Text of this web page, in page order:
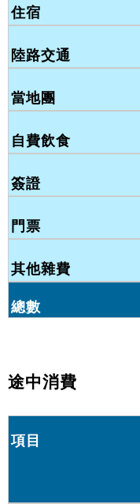
住宿
陸路交通
當地團
自費飲食
簽證
門票
其他雜費
總數
途中消費
項目